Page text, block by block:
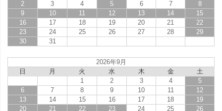
2
3 4 5 6 7
8
9
10 11 12 13 14
15
16
17 18 19 20 21
22
23
24 25 26 27 28
29
30
31
2026年9月
日
月 火 水 木 金
土
1
2 3 4
5
6
7 8 9 10 11
12
13
14 15 16 17 18
19
20
21 22 23 24 25
26